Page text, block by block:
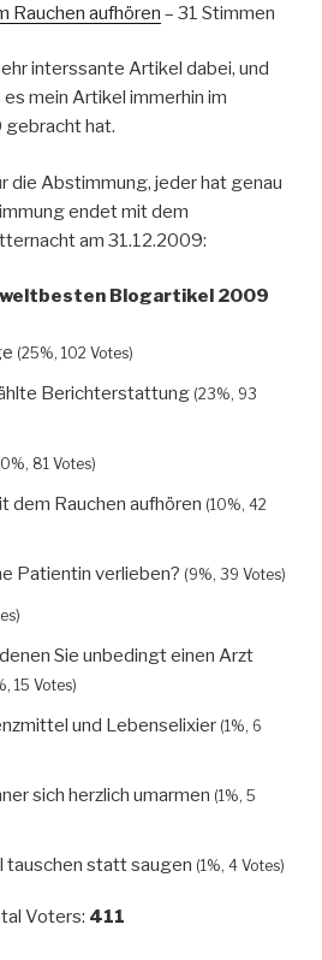
Rauchen aufhören – 31 Stimmen
interssante Artikel dabei, und
mein Artikel immerhin im
gebracht hat.
die Abstimmung, jeder hat genau
endet mit dem
am 31.12.2009:
weltbesten Blogartikel 2009
(25%, 102 Votes)
Berichterstattung (23%, 93
81 Votes)
dem Rauchen aufhören (10%, 42
Patientin verlieben? (9%, 39 Votes)
Sie unbedingt einen Arzt
15 Votes)
und Lebenselixier (1%, 6
sich herzlich umarmen (1%, 5
tauschen statt saugen (1%, 4 Votes)
Voters: 411